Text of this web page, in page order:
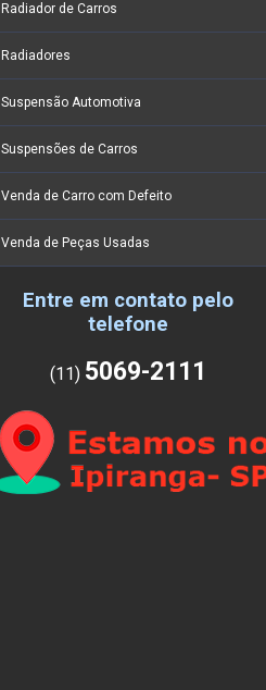
Radiador de Carros
Radiadores
Suspensão Automotiva
Suspensões de Carros
Venda de Carro com Defeito
Venda de Peças Usadas
Entre em contato pelo
telefone
(11) 5069-2111